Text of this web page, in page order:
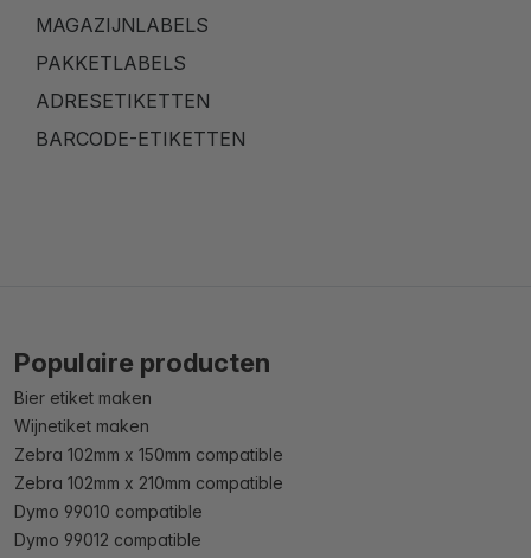
MAGAZIJNLABELS
PAKKETLABELS
ADRESETIKETTEN
BARCODE-ETIKETTEN
Populaire producten
Bier etiket maken
Wijnetiket maken
Zebra 102mm x 150mm compatible
Zebra 102mm x 210mm compatible
Dymo 99010 compatible
Dymo 99012 compatible